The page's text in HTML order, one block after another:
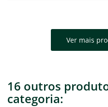
Ver mais
16 outros
categoria: